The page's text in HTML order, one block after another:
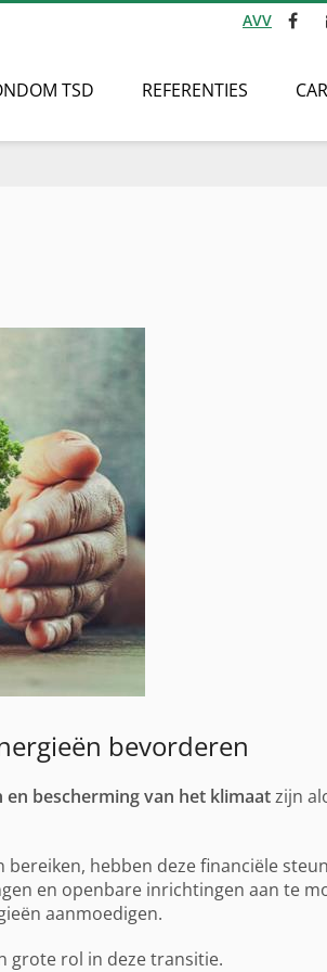
AVV
TSD REFERENTIES
bevorderen
bescherming van het klimaatzijn
hebben deze financiële
en openbare inrichtingen aan te
aanmoedigen.
grote rol in deze transitie.